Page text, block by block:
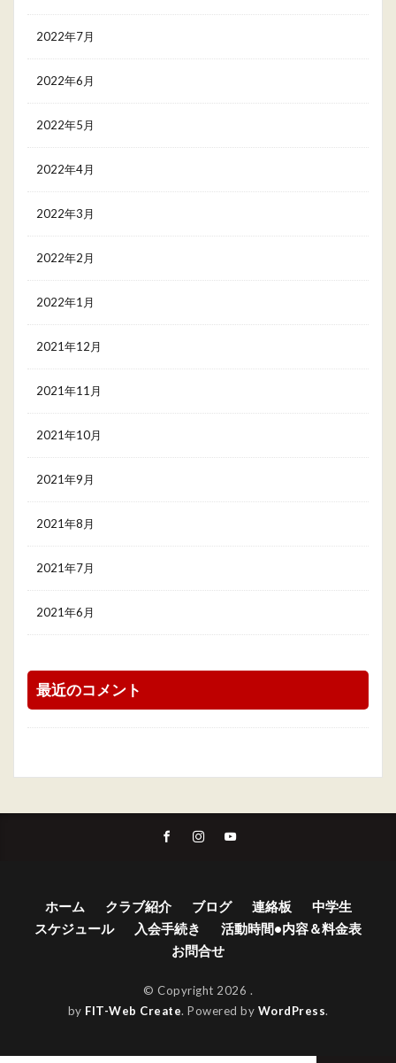
2022年7月
2022年6月
2022年5月
2022年4月
2022年3月
2022年2月
2022年1月
2021年12月
2021年11月
2021年10月
2021年9月
2021年8月
2021年7月
2021年6月
最近のコメント
ホーム クラブ紹介 ブログ 連絡板
中学生
スケジュール
入会手続き
活動時間•内容＆料金表
お問合せ
© Copyright 2026 .
by FIT-Web Create. Powered by WordPress.